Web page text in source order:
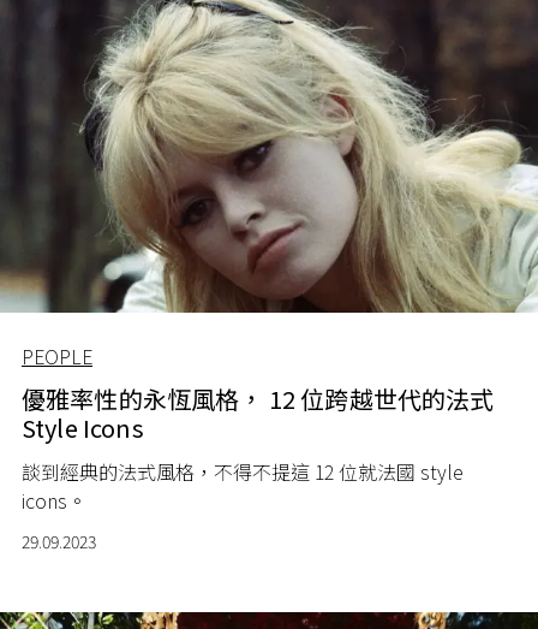
PEOPLE
優雅率性的永恆風格， 12 位跨越世代的法式
Style Icons
談到經典的法式風格，不得不提這 12 位就法國 style
icons。
29.09.2023